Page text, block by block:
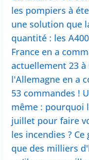
les pompiers à
une solution que
quantité : les
France en a
actuellement 23
l'Allemagne en a
53 commandes !
même : pourquoi
juillet pour faire
les incendies ?
que des milliers